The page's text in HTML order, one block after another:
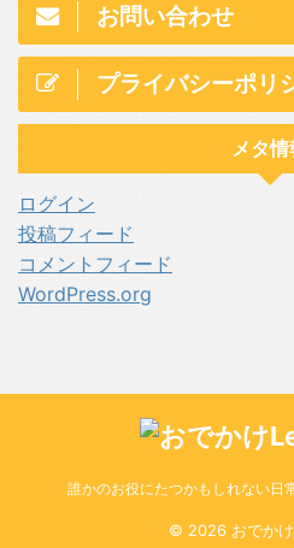
お問い合わせ
プライバシーポリ
メタ情
ログイン
投稿フィード
コメントフィード
WordPress.org
誰かのお役にたつかもしれない日
© 2026 おでかけ